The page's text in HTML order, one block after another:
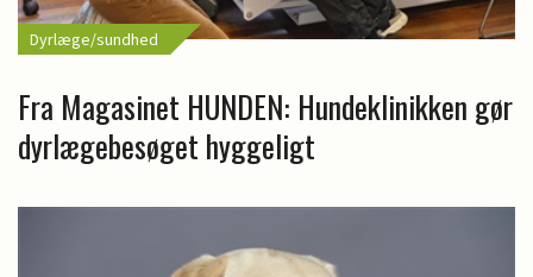
Dyrlæge/sundhed
Fra Magasinet HUNDEN: Hundeklinikken gør
dyrlægebesøget hyggeligt